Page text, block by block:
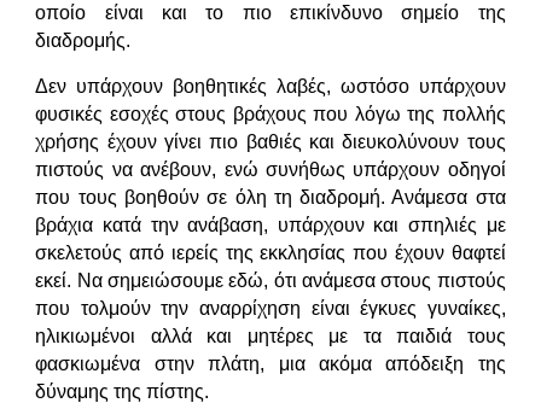
οποίο είναι και το πιο επικίνδυνο σημείο της
διαδρομής.
Δεν υπάρχουν βοηθητικές λαβές, ωστόσο υπάρχουν
φυσικές εσοχές στους βράχους που λόγω της πολλής
χρήσης έχουν γίνει πιο βαθιές και διευκολύνουν τους
πιστούς να ανέβουν, ενώ συνήθως υπάρχουν οδηγοί
που τους βοηθούν σε όλη τη διαδρομή. Ανάμεσα στα
βράχια κατά την ανάβαση, υπάρχουν και σπηλιές με
σκελετούς από ιερείς της εκκλησίας που έχουν θαφτεί
εκεί. Να σημειώσουμε εδώ, ότι ανάμεσα στους πιστούς
που τολμούν την αναρρίχηση είναι έγκυες γυναίκες,
ηλικιωμένοι αλλά και μητέρες με τα παιδιά τους
φασκιωμένα στην πλάτη, μια ακόμα απόδειξη της
δύναμης της πίστης.